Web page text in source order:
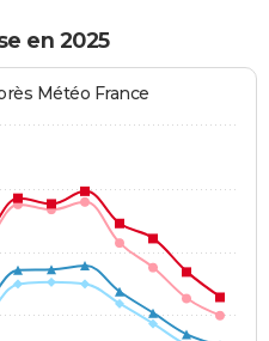
en 2025
Météo France